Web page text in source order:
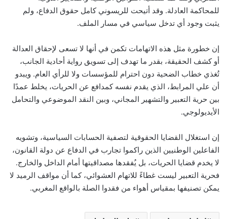
للمحاكمة العادلة. وقد أتيحت للريسوني كامل حقوق الدفاع، ولم
يثبت وجود أي تدخل سياسي في مسار الملف.
إن خطورة مثل هذه الاتهامات تكمن في أنها لا تسعى لإحقاق العدالة
أو كشف الحقيقة، بقدر ما تهدف إلى تسويق رواية أحادية الجانب،
تُغذي خطاب الضحية دون احترام للمؤسسات ولا للرأي العام. ويبدو
أن علي المرابط، الذي يقدم نفسه كمدافع عن الحريات، يخلط عمدًا
بين حرية التعبير والتشهير المجاني، وبين النقد الموضوعي والتحامل
الأيديولوجي.
إن استغلال القضايا الحقوقية لتصفية الحسابات السياسية، وتشويه
الفاعلين الوطنيين الذين راكموا تجارب في الدفاع عن دولة القانون،
لا يخدم قضايا الحريات، بل يُفقدها مصداقيتها أمام الداخل والخارج.
فحرية التعبير ليست غطاءً للاتهام العشوائي، كما أن مواقف الرميد لا
يمكن تصنيفها بمقياس أهواء من فقدوا الصلة بالواقع المغربي.